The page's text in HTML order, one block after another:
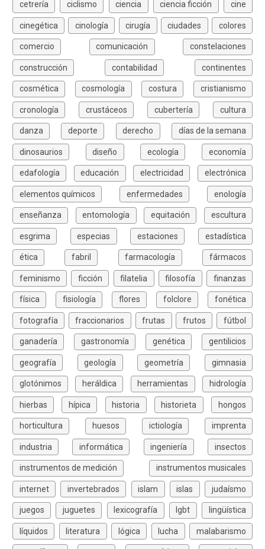
cetrería ciclismo ciencia ciencia ficción cine
cinegética cinología cirugía ciudades colores
comercio comunicación constelaciones
construcción contabilidad continentes
cosmética cosmología costura cristianismo
cronología crustáceos cubertería cultura
danza deporte derecho días de la semana
dinosaurios diseño ecología economía
edafología educación electricidad electrónica
elementos químicos enfermedades enología
enseñanza entomología equitación escultura
esgrima especias estaciones estadística
ética fabril farmacología fármacos
feminismo ficción filatelia filosofía finanzas
física fisiología flores folclore fonética
fotografía fraccionarios frutas frutos fútbol
ganadería gastronomía genética gentilicios
geografía geología geometría gimnasia
glotónimos heráldica herramientas hidrología
hierbas hípica historia historieta hongos
horticultura huesos ictiología imprenta
industria informática ingeniería insectos
instrumentos de medición instrumentos musicales
internet invertebrados islam islas judaísmo
juegos juguetes lexicografía lgbt lingüística
líquidos literatura lógica lucha malabarismo